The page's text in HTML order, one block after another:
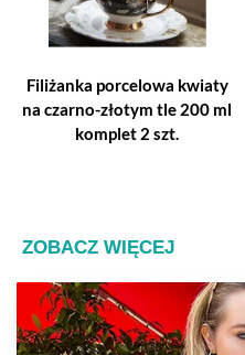
Filiżanka porcelowa kwiaty
na czarno-złotym tle 200 ml
komplet 2 szt.